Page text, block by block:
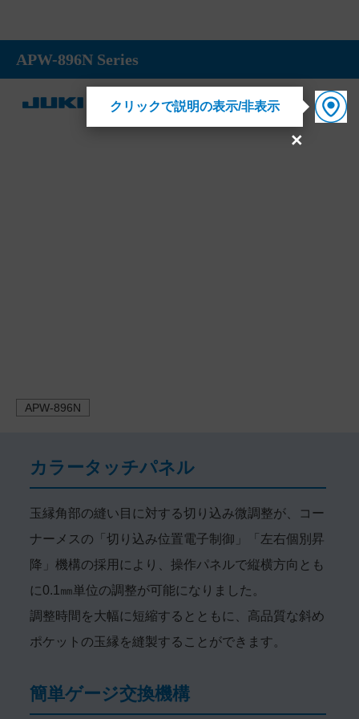
APW-896N Series
APW-896N
クリックで説明の表示/非表示
×
カラータッチパネル
玉縁角部の縫い目に対する切り込み微調整が、コー
ナーメスの「切り込み位置電子制御」「左右個別昇
降」機構の採用により、操作パネルで縦横方向とも
に0.1㎜単位の調整が可能になりました。
調整時間を大幅に短縮するとともに、高品質な斜め
ポケットの玉縁を縫製することができます。
簡単ゲージ交換機構